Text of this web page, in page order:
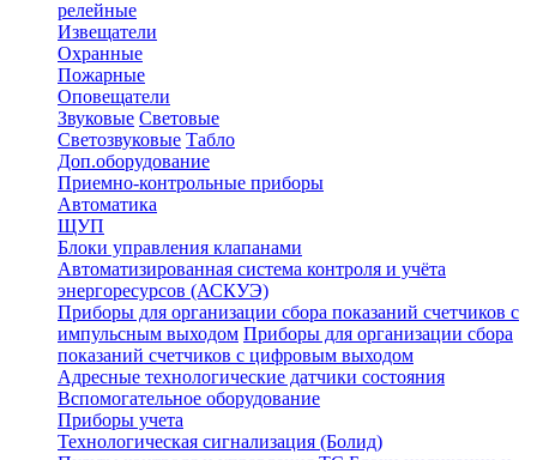
релейные
Извещатели
Охранные
Пожарные
Оповещатели
Звуковые Световые
Светозвуковые Табло
Доп.оборудование
Приемно-контрольные приборы
Автоматика
ЩУП
Блоки управления клапанами
Автоматизированная система контроля и учёта
энергоресурсов (АСКУЭ)
Приборы для организации сбора показаний счетчиков с
импульсным выходом Приборы для организации сбора
показаний счетчиков с цифровым выходом
Адресные технологические датчики состояния
Вспомогательное оборудование
Приборы учета
Технологическая сигнализация (Болид)